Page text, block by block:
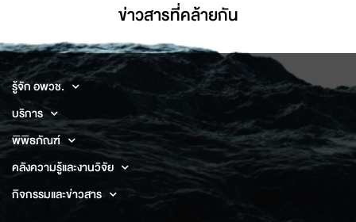
ข่าวสารที่่คล้ายกัน
รู้จัก อพวช.
บริการ
พิพิธภัณฑ์
คลังความรู้และงานวิจัย
กิจกรรมและข่าวสาร